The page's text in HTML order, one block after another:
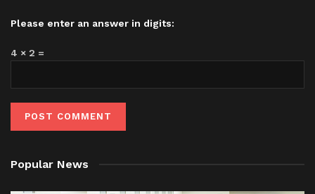
Please enter an answer in digits:
4 × 2 =
Popular News